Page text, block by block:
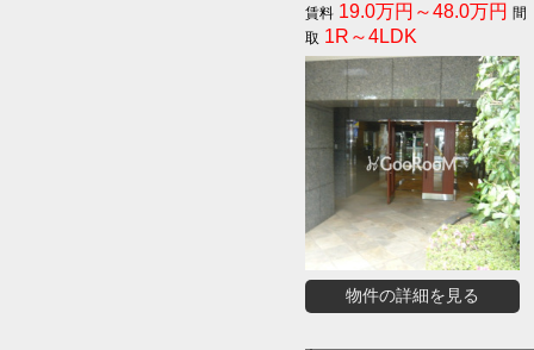
19.0万円～48.0万円
1R～4LDK
物件の詳細を見る